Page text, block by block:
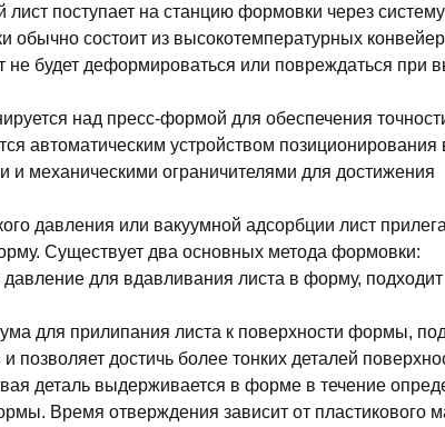
поступает на станцию формовки через систему
обычно состоит из высокотемпературных
не будет деформироваться или повреждаться при
над пресс-формой для обеспечения
автоматическим устройством позиционирования
и механическими ограничителями для достижения
давления или вакуумной адсорбции лист
Существует два основных метода формовки:
для вдавливания листа в форму,
для прилипания листа к поверхности формы,
позволяет достичь более тонких деталей
деталь выдерживается в форме в течение
Время отверждения зависит от пластикового